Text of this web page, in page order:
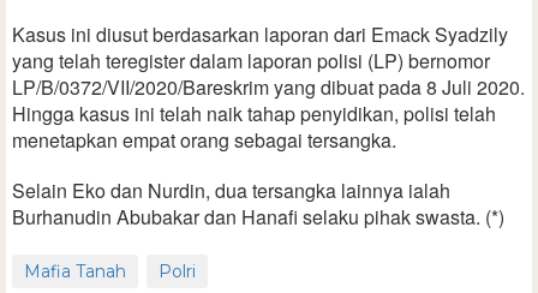
Kasus ini diusut berdasarkan laporan dari Emack Syadzily
yang telah teregister dalam laporan polisi (LP) bernomor
LP/B/0372/VII/2020/Bareskrim yang dibuat pada 8 Juli 2020.
Hingga kasus ini telah naik tahap penyidikan, polisi telah
menetapkan empat orang sebagai tersangka.
Selain Eko dan Nurdin, dua tersangka lainnya ialah
Burhanudin Abubakar dan Hanafi selaku pihak swasta. (*)
Mafia Tanah Polri